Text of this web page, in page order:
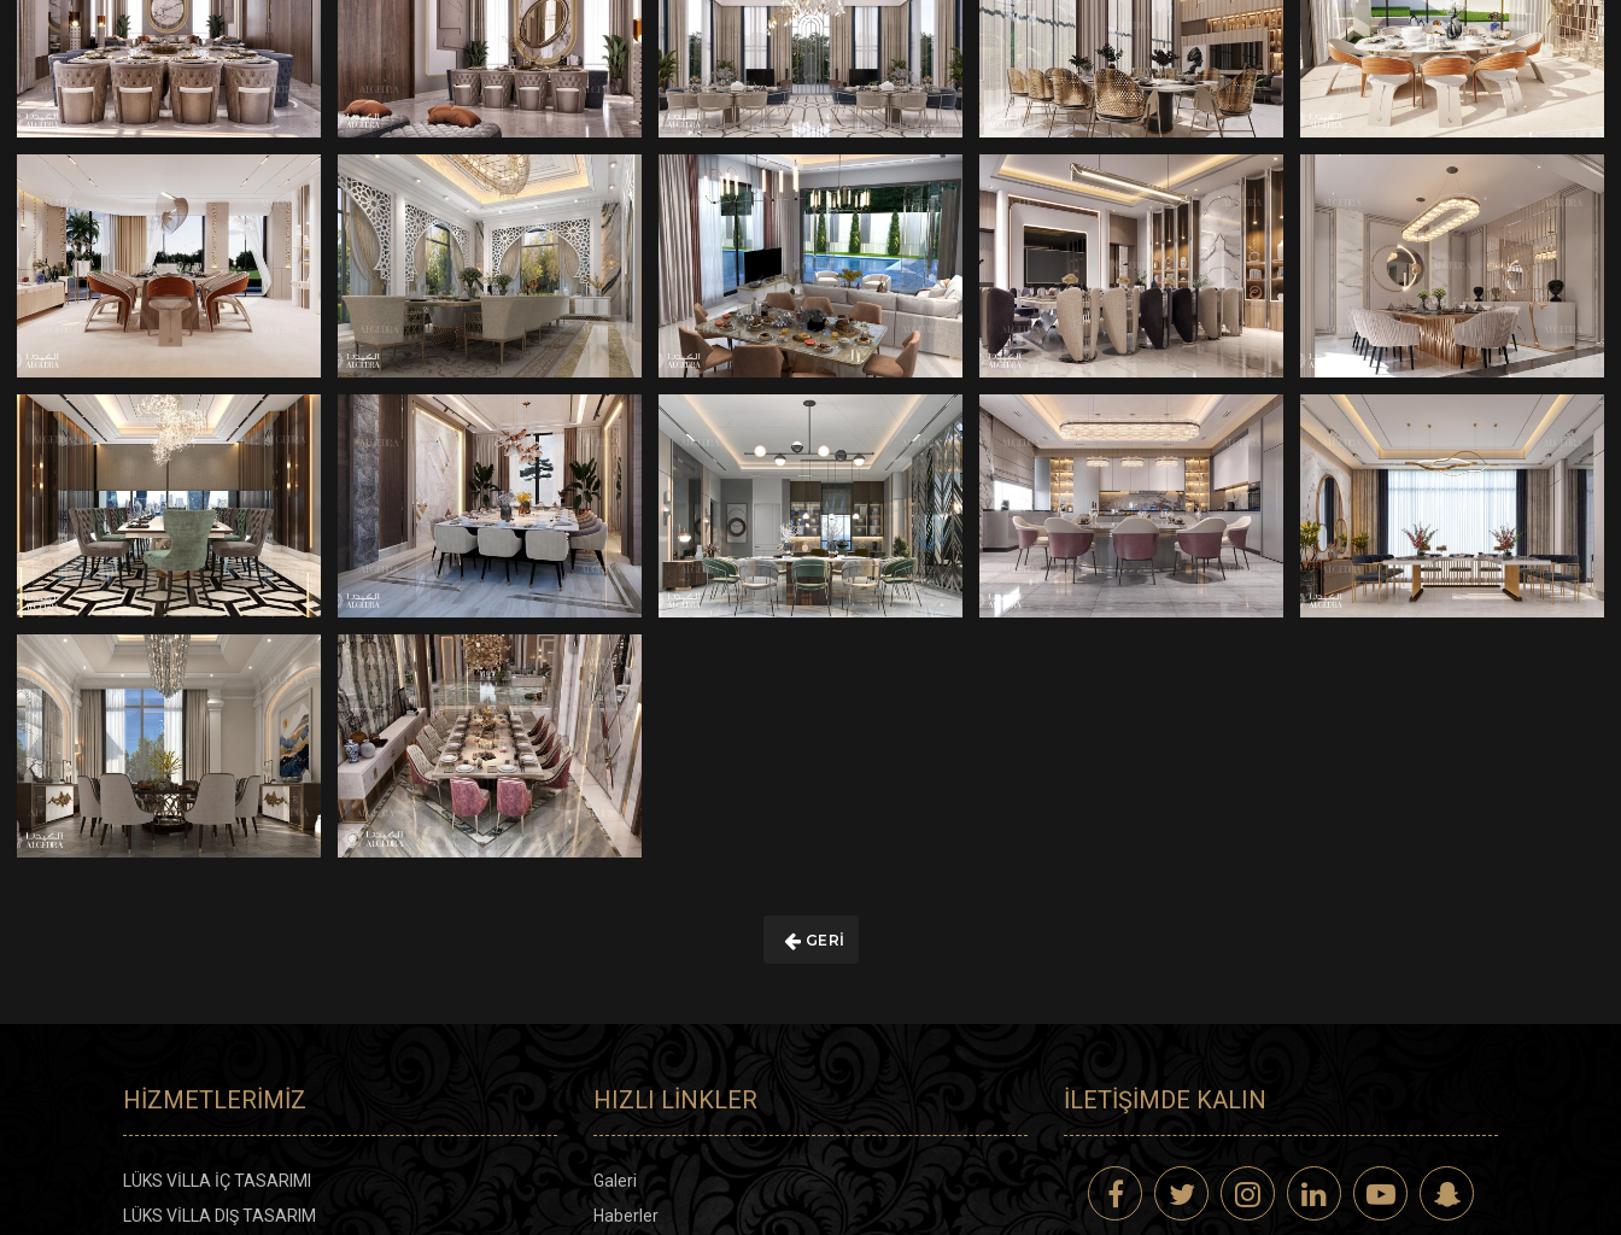
YEMEK ODASI
TASARIMI
YEMEK ODASI
TASARIMI
YEMEK ODASI
TASARIMI
YEMEK ODASI
TASARIMI
MIMARLIK ŞIRKETI
YEMEK ODASI
TASARIMI
YEMEK ODASI
TASARIMI
YEMEK ODASI
TASARIMI
YEMEK ODASI
TASARIMI
YEMEK ODASI
TASARIMI
MIMARLIK ŞIRKETI MIMARLIK ŞIRKETI
YEMEK ODASI
TASARIMI
YEMEK ODASI
TASARIMI
MIMARLIK ŞIRKETI
OTURMA YEMEK
ARASINDAKI BÖLME
TASARIMLARI
MIMARLIK ŞIRKETI
GERI
HIZMETLERIMIZ
LÜKS VİLLA İÇ TASARIMI
LÜKS VİLLA DIŞ TASARIM
HIZLI LINKLER
Galeri
Haberler
İLETIŞIMDE KALIN